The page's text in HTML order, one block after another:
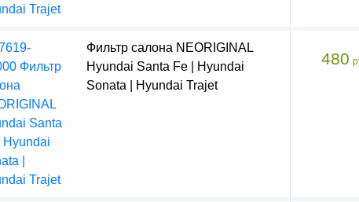
Фильтр салона NEORIGINAL
Hyundai Santa Fe | Hyundai
Sonata | Hyundai Trajet
480